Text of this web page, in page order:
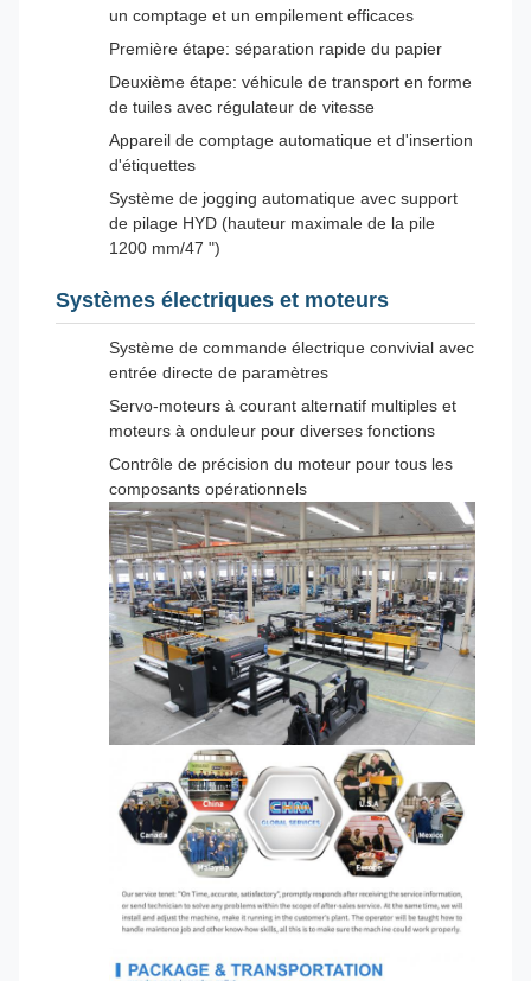
un comptage et un empilement efficaces
Première étape: séparation rapide du papier
Deuxième étape: véhicule de transport en forme
de tuiles avec régulateur de vitesse
Appareil de comptage automatique et d'insertion
d'étiquettes
Système de jogging automatique avec support
de pilage HYD (hauteur maximale de la pile
1200 mm/47 ")
Systèmes électriques et moteurs
Système de commande électrique convivial avec
entrée directe de paramètres
Servo-moteurs à courant alternatif multiples et
moteurs à onduleur pour diverses fonctions
Contrôle de précision du moteur pour tous les
composants opérationnels